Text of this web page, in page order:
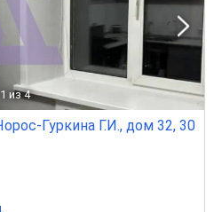
1 из 4
Гуркина Г.И., дом 32, 30